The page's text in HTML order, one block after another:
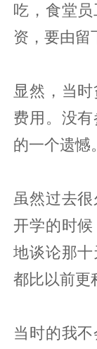
吃，食堂
资，要由留
显然，当
费用。没
的一个遗憾。
虽然过去
开学的时
地谈论那
都比以前更
当时的我